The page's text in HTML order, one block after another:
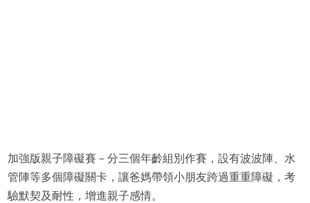
加強版親子障礙賽－分三個年齡組別作賽，設有波波陣、水
管陣等多個障礙關卡，讓爸媽帶領小朋友跨過重重障礙，考
驗默契及耐性，增進親子感情。